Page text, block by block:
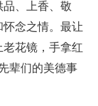
、上香、敬
念之情。最让
花镜，手拿红
辈们的美德事